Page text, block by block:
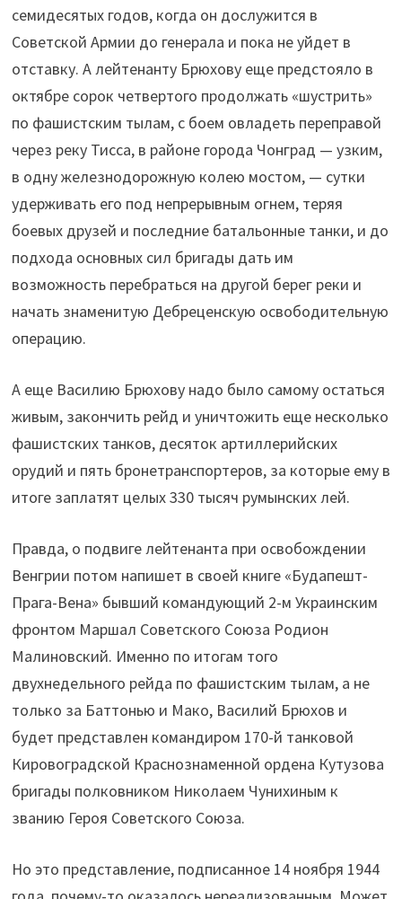
семидесятых годов, когда он дослужится в
Советской Армии до генерала и пока не уйдет в
отставку. А лейтенанту Брюхову еще предстояло в
октябре сорок четвертого продолжать «шустрить»
по фашистским тылам, с боем овладеть переправой
через реку Тисса, в районе города Чонград — узким,
в одну железнодорожную колею мостом, — сутки
удерживать его под непрерывным огнем, теряя
боевых друзей и последние батальонные танки, и до
подхода основных сил бригады дать им
возможность перебраться на другой берег реки и
начать знаменитую Дебреценскую освободительную
операцию.
А еще Василию Брюхову надо было самому остаться
живым, закончить рейд и уничтожить еще несколько
фашистских танков, десяток артиллерийских
орудий и пять бронетранспортеров, за которые ему в
итоге заплатят целых 330 тысяч румынских лей.
Правда, о подвиге лейтенанта при освобождении
Венгрии потом напишет в своей книге «Будапешт-
Прага-Вена» бывший командующий 2-м Украинским
фронтом Маршал Советского Союза Родион
Малиновский. Именно по итогам того
двухнедельного рейда по фашистским тылам, а не
только за Баттонью и Мако, Василий Брюхов и
будет представлен командиром 170-й танковой
Кировоградской Краснознаменной ордена Кутузова
бригады полковником Николаем Чунихиным к
званию Героя Советского Союза.
Но это представление, подписанное 14 ноября 1944